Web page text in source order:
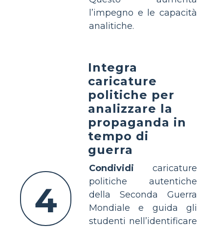
l’impegno e le capacità
analitiche.
4
Integra
caricature
politiche per
analizzare la
propaganda in
tempo di
guerra
Condividi caricature
politiche autentiche
della Seconda Guerra
Mondiale e guida gli
studenti nell’identificare